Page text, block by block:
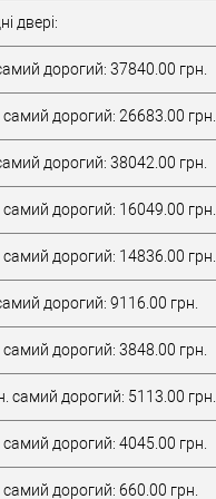
двері:
дорогий: 37840.00 грн.
дорогий: 26683.00 грн.
дорогий: 38042.00 грн.
дорогий: 16049.00 грн.
дорогий: 14836.00 грн.
дорогий: 9116.00 грн.
дорогий: 3848.00 грн.
самий дорогий: 5113.00 грн.
дорогий: 4045.00 грн.
дорогий: 660.00 грн.